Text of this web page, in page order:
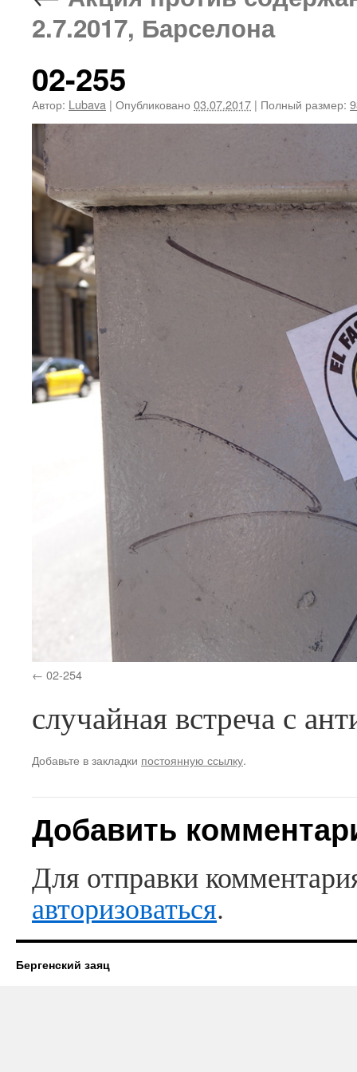
2.7.2017, Барселона
02-255
Автор: Lubava | Опубликовано 03.07.2017 | Полный размер:
02-254
случайная встреча с
Добавьте в закладки постоянную ссылку.
Добавить
Для отправки
авторизоваться.
Бергенский заяц